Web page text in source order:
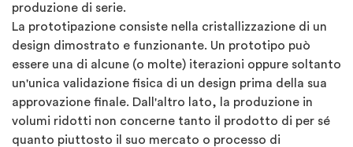
produzione di serie.
La prototipazione consiste nella cristallizzazione di un
design dimostrato e funzionante. Un prototipo può
essere una di alcune (o molte) iterazioni oppure soltanto
un'unica validazione fisica di un design prima della sua
approvazione finale. Dall'altro lato, la produzione in
volumi ridotti non concerne tanto il prodotto di per sé
quanto piuttosto il suo mercato o processo di